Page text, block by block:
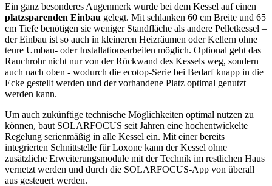
Ein ganz besonderes Augenmerk wurde bei dem Kessel auf einen
platzsparenden Einbau gelegt. Mit schlanken 60 cm Breite und 65
cm Tiefe benötigen sie weniger Standfläche als andere Pelletkessel –
der Einbau ist so auch in kleineren Heizräumen oder Kellern ohne
teure Umbau- oder Installationsarbeiten möglich. Optional geht das
Rauchrohr nicht nur von der Rückwand des Kessels weg, sondern
auch nach oben - wodurch die ecotop-Serie bei Bedarf knapp in die
Ecke gestellt werden und der vorhandene Platz optimal genutzt
werden kann.
Um auch zukünftige technische Möglichkeiten optimal nutzen zu
können, baut SOLARFOCUS seit Jahren eine hochentwickelte
Regelung serienmäßig in alle Kessel ein. Mit einer bereits
integrierten Schnittstelle für Loxone kann der Kessel ohne
zusätzliche Erweiterungsmodule mit der Technik im restlichen Haus
vernetzt werden und durch die SOLARFOCUS-App von überall
aus gesteuert werden.